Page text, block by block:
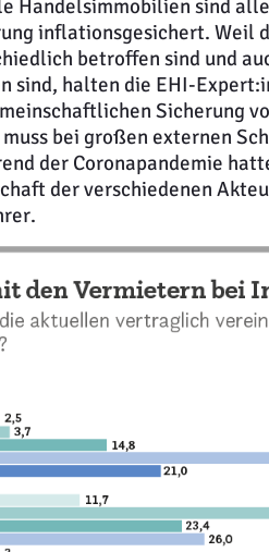
Handelsimmobilien sind
inflationsgesichert. Weil
betroffen sind und
sind, halten die EHI-
Sicherung
bei großen externen
der Coronapandemie
der verschiedenen